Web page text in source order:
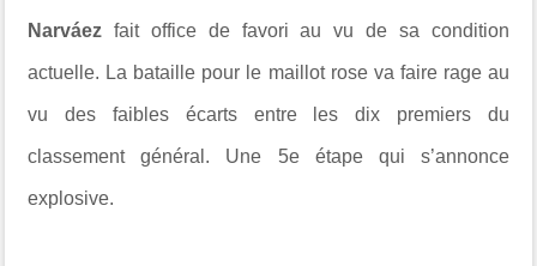
Narváez fait office de favori au vu de sa condition
actuelle. La bataille pour le maillot rose va faire rage au
vu des faibles écarts entre les dix premiers du
classement général. Une 5e étape qui s’annonce
explosive.